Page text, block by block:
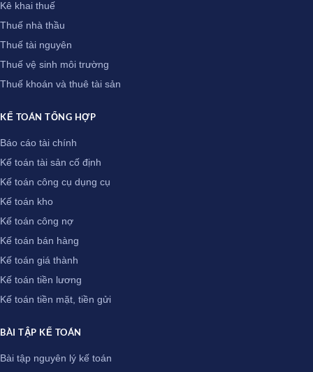
Kê khai thuế
Thuế nhà thầu
Thuế tài nguyên
Thuế vệ sinh môi trường
Thuế khoán và thuê tài sản
KẾ TOÁN TỔNG HỢP
Báo cáo tài chính
Kế toán tài sản cố định
Kế toán công cụ dụng cụ
Kế toán kho
Kế toán công nợ
Kế toán bán hàng
Kế toán giá thành
Kế toán tiền lương
Kế toán tiền mặt, tiền gửi
BÀI TẬP KẾ TOÁN
Bài tập nguyên lý kế toán